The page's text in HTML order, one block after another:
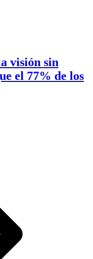
visión sin
el 77% de los